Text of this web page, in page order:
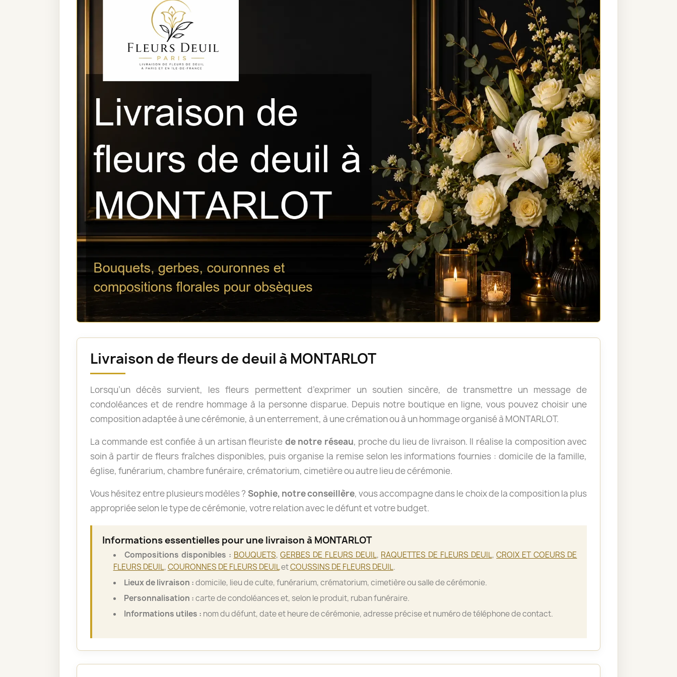
Livraison de fleurs de deuil à MONTARLOT
Lorsqu’un décès survient, les fleurs permettent d’exprimer un soutien sincère, de transmettre un message de
condoléances et de rendre hommage à la personne disparue. Depuis notre boutique en ligne, vous pouvez choisir une
composition adaptée à une cérémonie, à un enterrement, à une crémation ou à un hommage organisé à MONTARLOT.
La commande est confiée à un artisan fleuriste de notre réseau, proche du lieu de livraison. Il réalise la composition avec
soin à partir de fleurs fraîches disponibles, puis organise la remise selon les informations fournies : domicile de la famille,
église, funérarium, chambre funéraire, crématorium, cimetière ou autre lieu de cérémonie.
Vous hésitez entre plusieurs modèles ? Sophie, notre conseillère, vous accompagne dans le choix de la composition la plus
appropriée selon le type de cérémonie, votre relation avec le défunt et votre budget.
Informations essentielles pour une livraison à MONTARLOT
Compositions disponibles : BOUQUETS,GERBES DE FLEURS DEUIL, RAQUETTES DE FLEURS DEUIL,CROIX ET COEURS DE
FLEURS DEUIL,COURONNES DE FLEURS DEUILetCOUSSINS DE FLEURS DEUIL.
Lieux de livraison :domicile, lieu de culte, funérarium, crématorium, cimetière ou salle de cérémonie.
Personnalisation :carte de condoléances et, selon le produit, ruban funéraire.
Informations utiles : nom du défunt, date et heure de cérémonie, adresse précise et numéro de téléphone de contact.